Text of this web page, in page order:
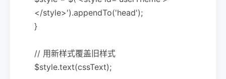
</style>').appendTo('head');
}
// 用新样式覆盖旧样式
$style.text(cssText);